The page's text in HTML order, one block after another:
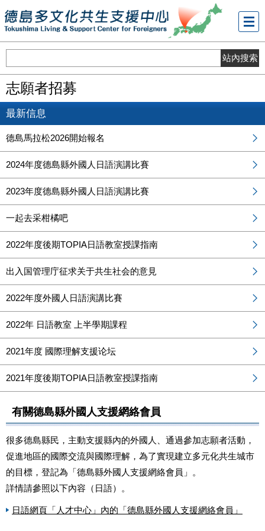
メニ
ュー
志願者招募
最新信息
德島馬拉松2026開始報名
2024年度德島縣外國人日語演講比賽
2023年度德島縣外國人日語演講比賽
一起去采柑橘吧
2022年度後期TOPIA日語教室授課指南
出入国管理庁征求关于共生社会的意見
2022年度外國人日語演講比賽
2022年 日語教室 上半學期課程
2021年度 國際理解支援论坛
2021年度後期TOPIA日語教室授課指南
有關德島縣外國人支援網絡會員
很多德島縣民，主動支援縣內的外國人、通過參加志願者活動，
促進地區的國際交流與國際理解，為了實現建立多元化共生城市
的目標，登記為「德島縣外國人支援網絡會員」。
詳情請參照以下內容（日語）。
日語網頁「人才中心」內的「德島縣外國人支援網絡會員」